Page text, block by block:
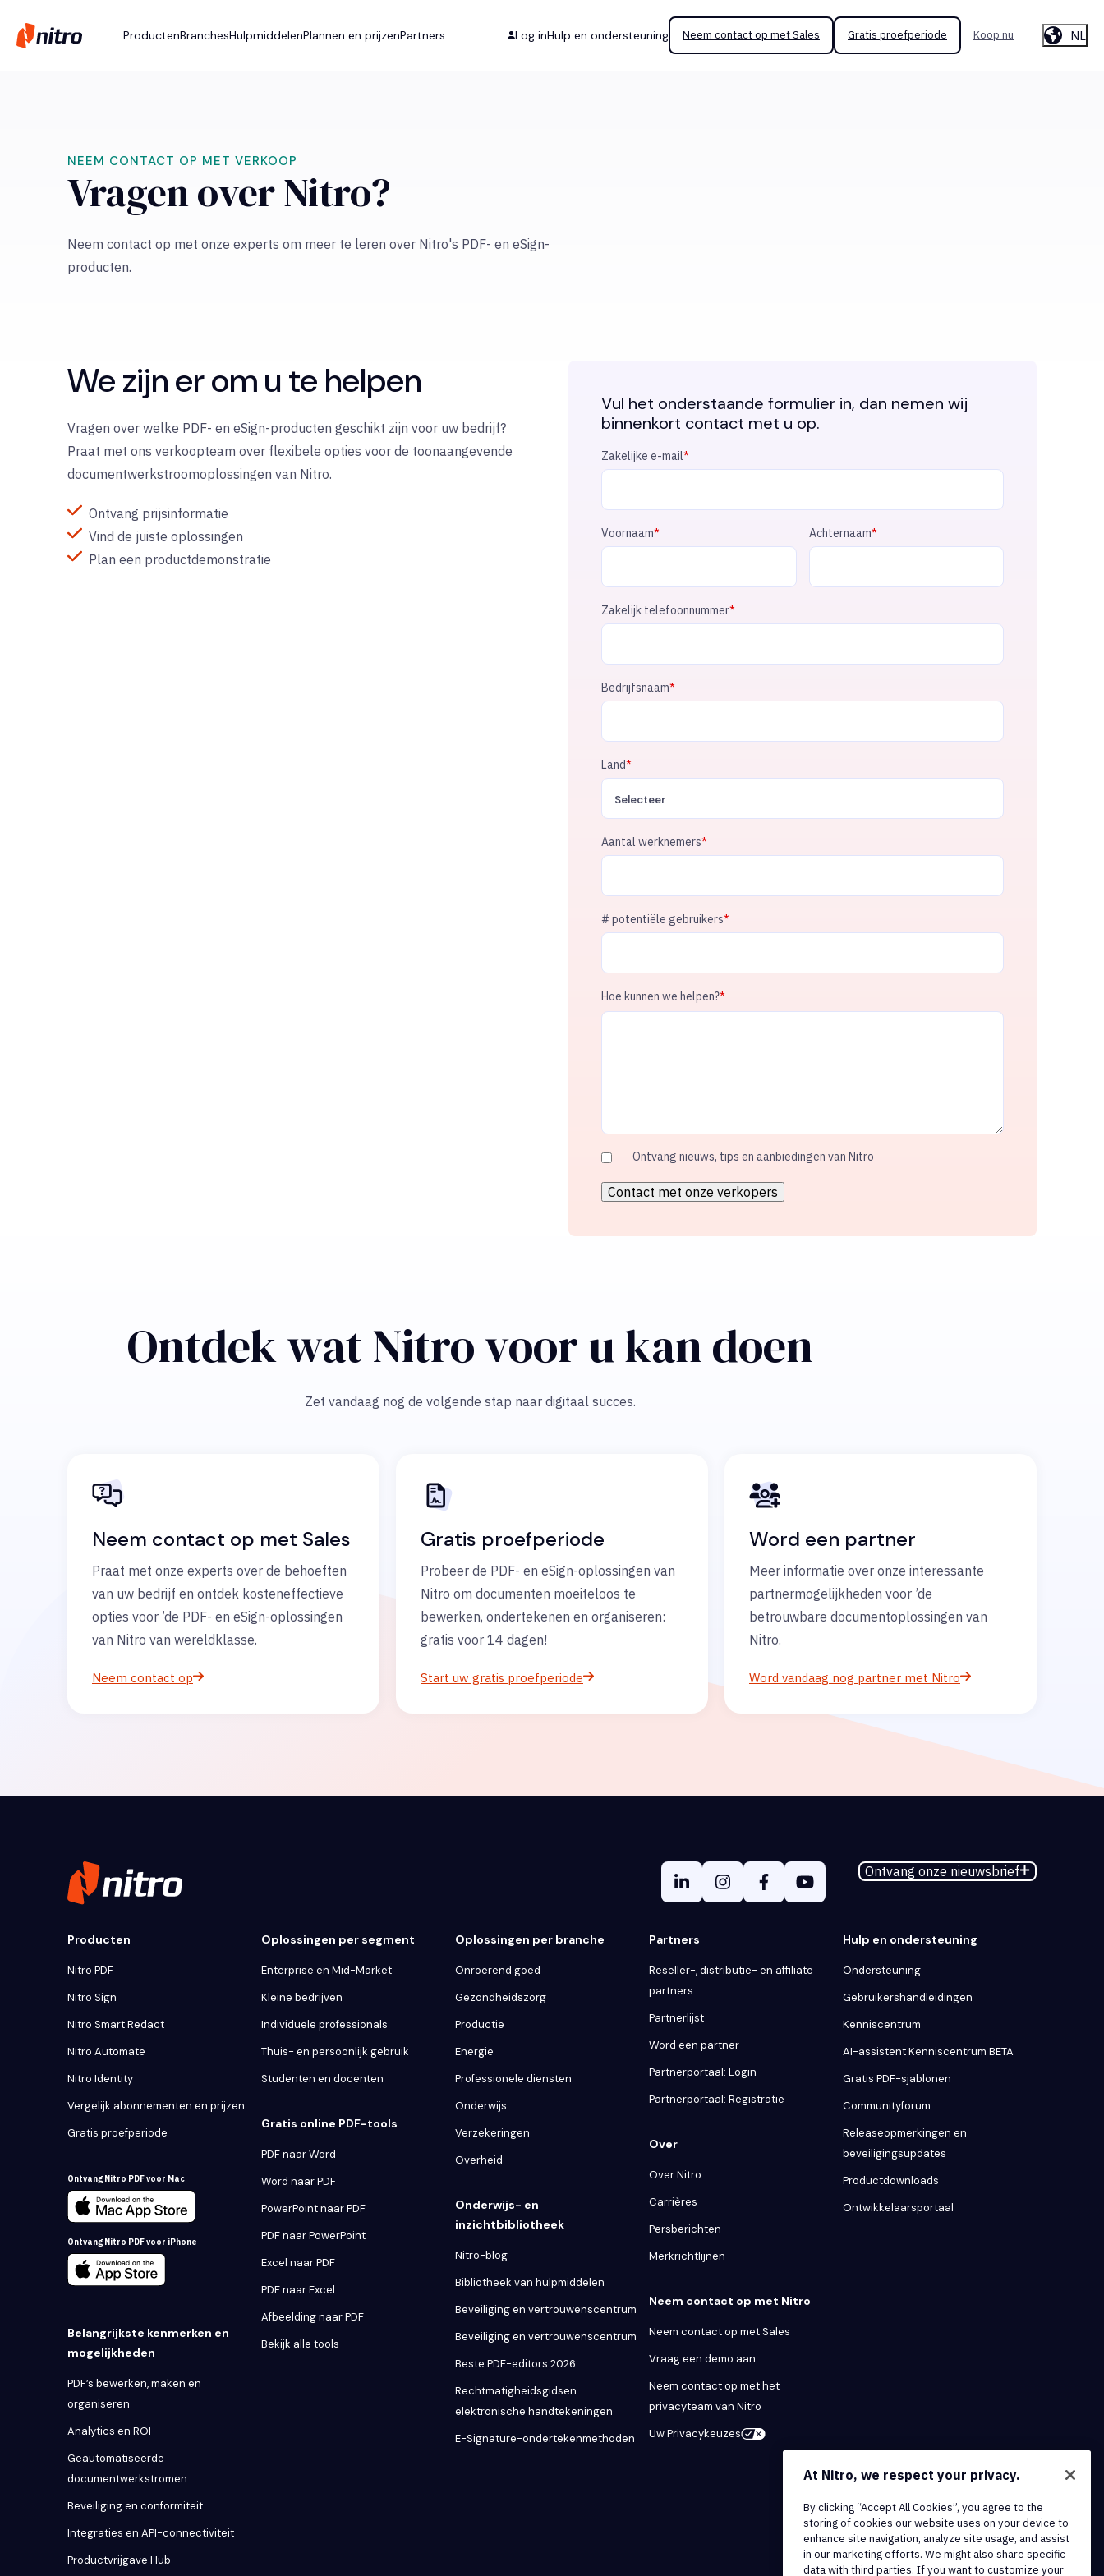
ProductenBranchesHulpmiddelenPlannen en prijzenPartners Log inHulp en ondersteuning Neem contact op met Sales Gratis proefperiode Koop nu NL
NEEM CONTACT OP MET VERKOOP
Vragen over Nitro?
Neem contact op met onze experts om meer te leren over Nitro's PDF- en eSign-
producten.
We zijn er om u te helpen
Vragen over welke PDF- en eSign-producten geschikt zijn voor uw bedrijf?
Praat met ons verkoopteam over flexibele opties voor de toonaangevende
documentwerkstroomoplossingen van Nitro.
Ontvang prijsinformatie
Vind de juiste oplossingen
Plan een productdemonstratie
Vul het onderstaande formulier in, dan nemen wij
binnenkort contact met u op.
Zakelijke e-mail*
Voornaam* Achternaam*
Zakelijk telefoonnummer*
Bedrijfsnaam*
Land*
Aantal werknemers*
# potentiële gebruikers*
Hoe kunnen we helpen?*
Ontvang nieuws, tips en aanbiedingen van Nitro
Ontdek wat Nitro voor u kan doen
Zet vandaag nog de volgende stap naar digitaal succes.
Neem contact op met Sales
Praat met onze experts over de behoeften
van uw bedrijf en ontdek kosteneffectieve
opties voor ’de PDF- en eSign-oplossingen
van Nitro van wereldklasse.
Neem contact op
Gratis proefperiode
Probeer de PDF- en eSign-oplossingen van
Nitro om documenten moeiteloos te
bewerken, ondertekenen en organiseren:
gratis voor 14 dagen!
Start uw gratis proefperiode
Word een partner
Meer informatie over onze interessante
partnermogelijkheden voor ’de
betrouwbare documentoplossingen van
Nitro.
Word vandaag nog partner met Nitro
Ontvang onze nieuwsbrief
Producten
Nitro PDF
Nitro Sign
Nitro Smart Redact
Nitro Automate
Nitro Identity
Vergelijk abonnementen en prijzen
Gratis proefperiode
Ontvang Nitro PDF voor Mac
Ontvang Nitro PDF voor iPhone
Belangrijkste kenmerken en
mogelijkheden
PDF’s bewerken, maken en
organiseren
Analytics en ROI
Geautomatiseerde
documentwerkstromen
Beveiliging en conformiteit
Integraties en API-connectiviteit
Productvrijgave Hub
Oplossingen per segment
Enterprise en Mid-Market
Kleine bedrijven
Individuele professionals
Thuis- en persoonlijk gebruik
Studenten en docenten
Gratis online PDF-tools
PDF naar Word
Word naar PDF
PowerPoint naar PDF
PDF naar PowerPoint
Excel naar PDF
PDF naar Excel
Afbeelding naar PDF
Bekijk alle tools
Oplossingen per branche
Onroerend goed
Gezondheidszorg
Productie
Energie
Professionele diensten
Onderwijs
Verzekeringen
Overheid
Onderwijs- en
inzichtbibliotheek
Nitro-blog
Bibliotheek van hulpmiddelen
Beveiliging en vertrouwenscentrum
Beveiliging en vertrouwenscentrum
Beste PDF-editors 2026
Rechtmatigheidsgidsen
elektronische handtekeningen
E-Signature-ondertekenmethoden
Partners
Reseller-, distributie- en affiliate
partners
Partnerlijst
Word een partner
Partnerportaal: Login
Partnerportaal: Registratie
Over
Over Nitro
Carrières
Persberichten
Merkrichtlijnen
Neem contact op met Nitro
Neem contact op met Sales
Vraag een demo aan
Neem contact op met het
privacyteam van Nitro
Uw Privacykeuzes
Hulp en ondersteuning
Ondersteuning
Gebruikershandleidingen
Kenniscentrum
AI-assistent Kenniscentrum BETA
Gratis PDF-sjablonen
Communityforum
Releaseopmerkingen en
beveiligingsupdates
Productdownloads
Ontwikkelaarsportaal
At Nitro, we respect your privacy.
By clicking “Accept All Cookies”, you agree to the
storing of cookies our website uses on your device to
enhance site navigation, analyze site usage, and assist
in our marketing efforts. We might also share specific
data with third parties. If you want to customize your